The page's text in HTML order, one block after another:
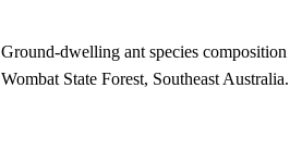
Ground-dwelling ant species
Wombat State Forest, Southeast Australia.